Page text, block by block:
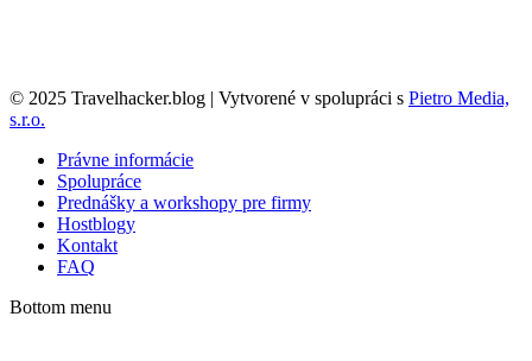
© 2025 Travelhacker.blog | Vytvorené v spolupráci s Pietro Media,
s.r.o.
Právne informácie
Spolupráce
Prednášky a workshopy pre firmy
Hostblogy
Kontakt
FAQ
Bottom menu